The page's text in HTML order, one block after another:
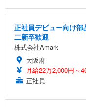
正社員デビュー向け
二新卒歓迎
株式会社Amark
大阪府
月給22万2,000円～
正社員